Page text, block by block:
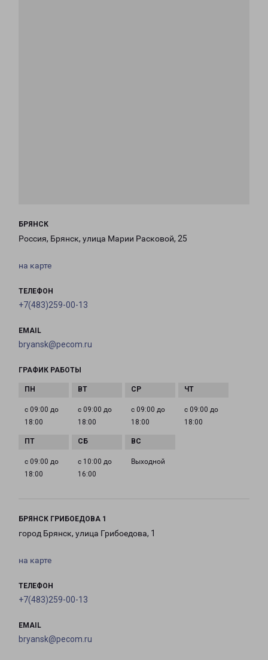
БРЯНСК
Россия, Брянск, улица Марии Расковой, 25
на карте
ТЕЛЕФОН
+7(483)259-00-13
EMAIL
bryansk@pecom.ru
ГРАФИК РАБОТЫ
с 09:00 до
18:00
с 09:00 до
18:00
с 09:00 до
18:00
с 09:00 до
18:00
с 09:00 до
18:00
с 10:00 до
16:00
Выходной
БРЯНСК ГРИБОЕДОВА 1
город Брянск, улица Грибоедова, 1
на карте
ТЕЛЕФОН
+7(483)259-00-13
EMAIL
bryansk@pecom.ru